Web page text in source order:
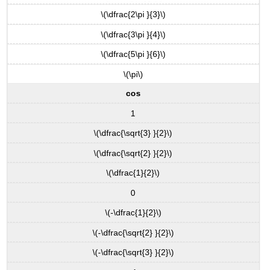
\(\dfrac{2\pi }{3}\)
\(\dfrac{3\pi }{4}\)
\(\dfrac{5\pi }{6}\)
\(\pi\)
cos
1
\(\dfrac{\sqrt{3} }{2}\)
\(\dfrac{\sqrt{2} }{2}\)
\(\dfrac{1}{2}\)
0
\(-\dfrac{1}{2}\)
\(-\dfrac{\sqrt{2} }{2}\)
\(-\dfrac{\sqrt{3} }{2}\)